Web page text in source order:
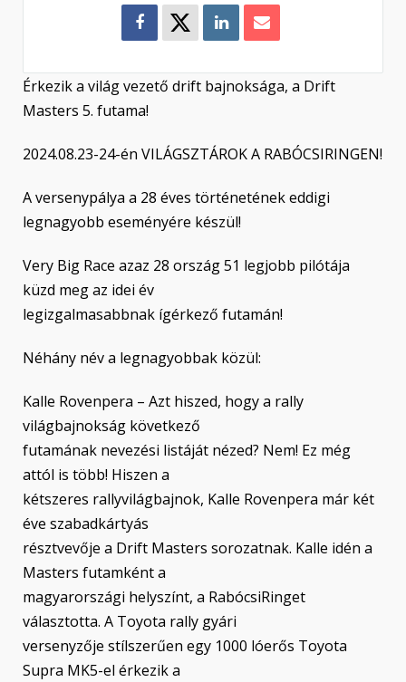
Érkezik a világ vezető drift bajnoksága, a Drift
Masters 5. futama!
2024.08.23-24-én VILÁGSZTÁROK A RABÓCSIRINGEN!
A versenypálya a 28 éves történetének eddigi
legnagyobb eseményére készül!
Very Big Race azaz 28 ország 51 legjobb pilótája
küzd meg az idei év
legizgalmasabbnak ígérkező futamán!
Néhány név a legnagyobbak közül:
Kalle Rovenpera – Azt hiszed, hogy a rally
világbajnokság következő
futamának nevezési listáját nézed? Nem! Ez még
attól is több! Hiszen a
kétszeres rallyvilágbajnok, Kalle Rovenpera már két
éve szabadkártyás
résztvevője a Drift Masters sorozatnak. Kalle idén a
Masters futamként a
magyarországi helyszínt, a RabócsiRinget
választotta. A Toyota rally gyári
versenyzője stílszerűen egy 1000 lóerős Toyota
Supra MK5-el érkezik a